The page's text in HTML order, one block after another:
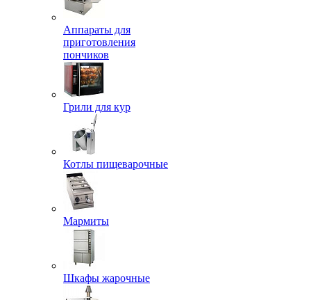
Аппараты для
приготовления
пончиков
Грили для кур
Котлы пищеварочные
Мармиты
Шкафы жарочные